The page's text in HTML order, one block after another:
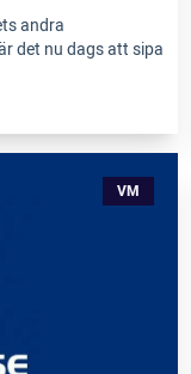
andra
det nu dags att sipa
VM